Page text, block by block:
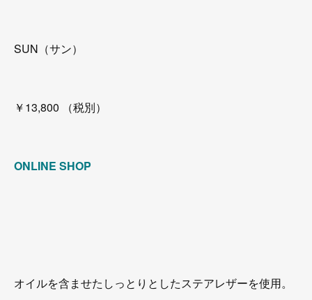
SUN（サン）
￥13,800 （税別）
ONLINE SHOP
オイルを含ませたしっとりとしたステアレザーを使用。